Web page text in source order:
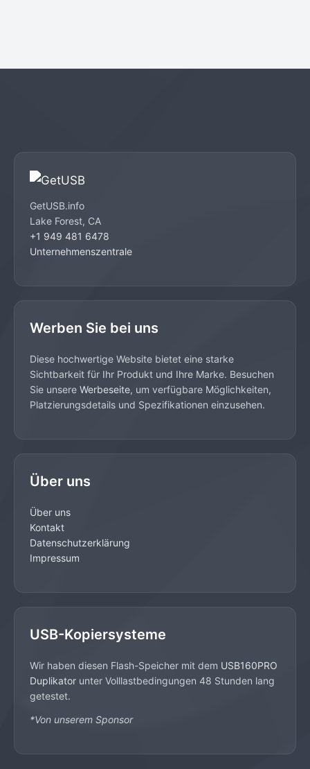
GetUSB.info
Lake Forest, CA
+1 949 481 6478
Unternehmenszentrale
Werben Sie bei uns
Diese hochwertige Website bietet eine starke
Sichtbarkeit für Ihr Produkt und Ihre Marke. Besuchen
Sie unsere Werbeseite, um verfügbare Möglichkeiten,
Platzierungsdetails und Spezifikationen einzusehen.
Über uns
Über uns
Kontakt
Datenschutzerklärung
Impressum
USB-Kopiersysteme
Wir haben diesen Flash-Speicher mit dem USB160PRO
Duplikator unter Volllastbedingungen 48 Stunden lang
getestet.
*Von unserem Sponsor